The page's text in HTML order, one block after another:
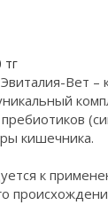
тг
Эвиталия-Вет –
кишечника.
к